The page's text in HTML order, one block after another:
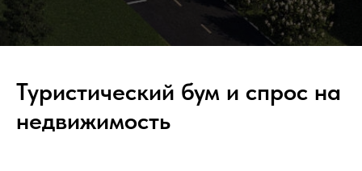
Туристический бум и спрос на
недвижимость